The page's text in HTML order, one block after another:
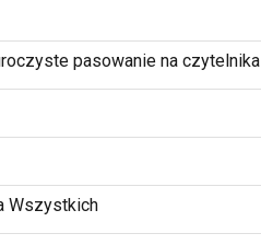
pasowanie na czytelnika
Wszystkich